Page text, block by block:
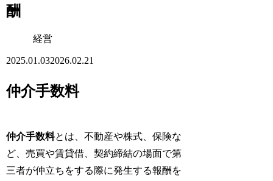
酬
経営
2025.01.032026.02.21
仲介手数料
仲介手数料とは、不動産や株式、保険な
ど、売買や賃貸借、契約締結の場面で第
三者が仲立ちをする際に発生する報酬を